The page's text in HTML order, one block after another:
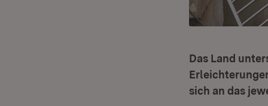
Das Land
sich an das